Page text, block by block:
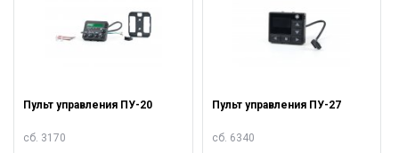
Пульт управления ПУ-20
сб. 3170
Пульт управления ПУ-27
сб. 6340